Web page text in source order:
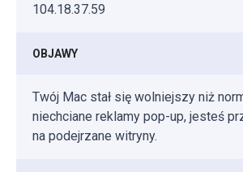
104.18.37.59
OBJAWY
Twój Mac stał się wolniejszy niż
niechciane reklamy pop-up, jesteś
na podejrzane witryny.